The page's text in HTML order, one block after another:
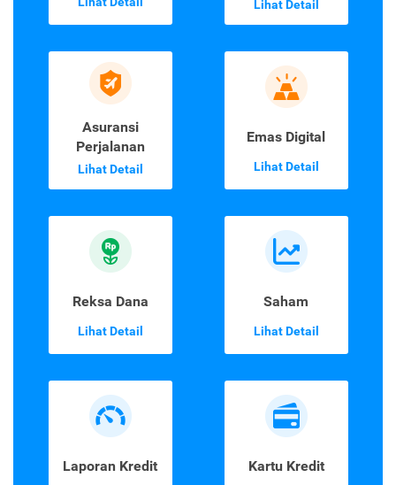
Lihat Detail
Asuransi
Perjalanan
Lihat Detail
Emas Digital
Lihat Detail
Reksa Dana
Lihat Detail
Saham
Lihat Detail
Laporan Kredit Kartu Kredit